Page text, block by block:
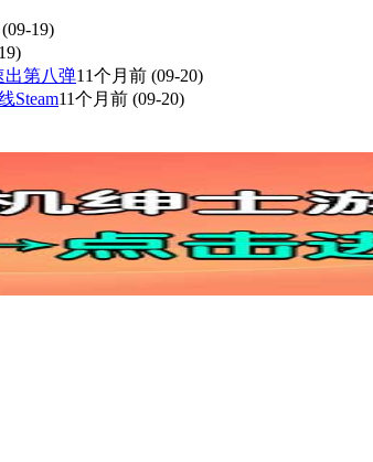
(09-19)
出第八弹11个月前 (09-20)
Steam11个月前 (09-20)